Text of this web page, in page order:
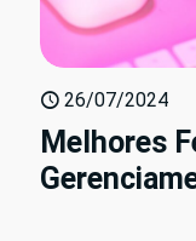
26/07/2024
Melhores